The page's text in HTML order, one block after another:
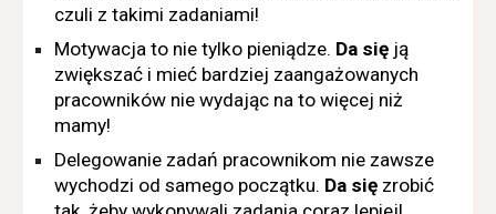
czuli z takimi zadaniami!
Motywacja to nie tylko pieniądze. Da się ją
zwiększać i mieć bardziej zaangażowanych
pracowników nie wydając na to więcej niż
mamy!
Delegowanie zadań pracownikom nie zawsze
wychodzi od samego początku. Da się zrobić